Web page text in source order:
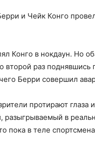
и Чейк Конго
Конго в нокдаун. Но
второй раз
Берри совершил
протирают
разыгрываемый в
пока в теле